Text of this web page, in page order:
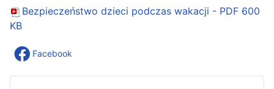
Bezpieczeństwo dzieci podczas wakacji - PDF 600
KB
Facebook